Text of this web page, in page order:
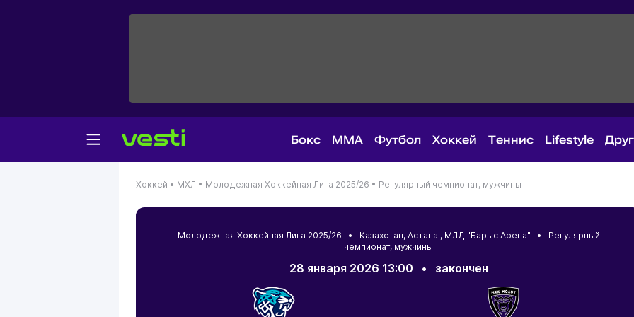
Бокс MMA Футбол Хоккей Теннис Lifestyle
Хоккей • МХЛ • Молодежная Хоккейная Лига 2025/26 • Регулярный чемпионат, мужчины
Молодежная Хоккейная Лига 2025/26 • Казахстан, Астана , МЛД "Барыс Арена" • Регулярный
чемпионат, мужчины
28 января 2026 13:00 • закончен